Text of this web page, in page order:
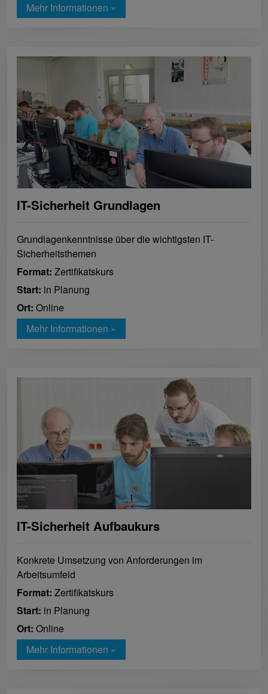
Mehr Informationen »
IT-Sicherheit Grundlagen
Grundlagenkenntnisse über die wichtigsten IT-
Sicherheitsthemen
Format: Zertifikatskurs
Start: in Planung
Ort: Online
Mehr Informationen »
IT-Sicherheit Aufbaukurs
Konkrete Umsetzung von Anforderungen im
Arbeitsumfeld
Format: Zertifikatskurs
Start: in Planung
Ort: Online
Mehr Informationen »